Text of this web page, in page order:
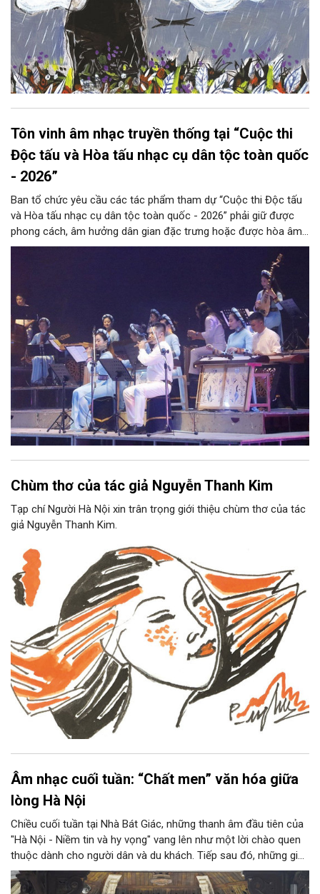
Tôn vinh âm nhạc truyền thống tại “Cuộc thi
Độc tấu và Hòa tấu nhạc cụ dân tộc toàn quốc
- 2026”
Ban tổ chức yêu cầu các tác phẩm tham dự “Cuộc thi Độc tấu
và Hòa tấu nhạc cụ dân tộc toàn quốc - 2026” phải giữ được
phong cách, âm hưởng dân gian đặc trưng hoặc được hòa âm,
phối khí mới trên nền tảng làn điệu âm nhạc truyền thống Việt
Nam, đồng thời phải được trình diễn trực tiếp bằng nhạc cụ dân
Chùm thơ của tác giả Nguyễn Thanh Kim
Tạp chí Người Hà Nội xin trân trọng giới thiệu chùm thơ của tác
giả Nguyễn Thanh Kim.
Âm nhạc cuối tuần: “Chất men” văn hóa giữa
lòng Hà Nội
Chiều cuối tuần tại Nhà Bát Giác, những thanh âm đầu tiên của
"Hà Nội - Niềm tin và hy vọng" vang lên như một lời chào quen
thuộc dành cho người dân và du khách. Tiếp sau đó, những giai
điệu jazz kinh điển của thế giới lần lượt cất lên qua phần biểu
diễn của NSƯT Quyền Văn Minh và các nghệ sĩ Bình Minh Jazz